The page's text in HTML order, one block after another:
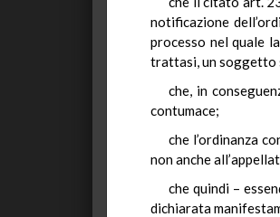
notificazione
processo nel quale
trattasi, un soggetto
che, in
contumace;
che l’ordinanza
non anche
che quindi –
dichiarata